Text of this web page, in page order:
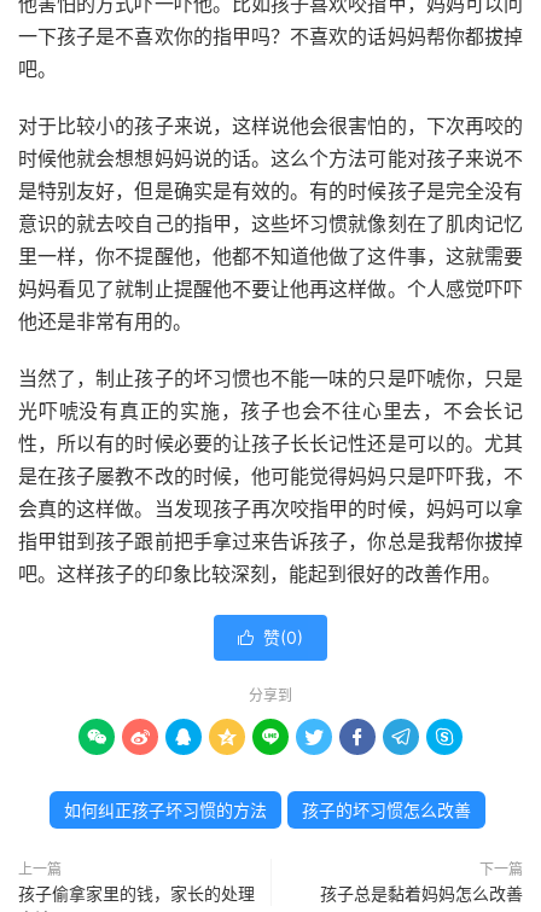
一下孩子是不喜欢你的指甲吗？不喜欢的话妈妈帮你都拔掉
吧。
对于比较小的孩子来说，这样说他会很害怕的，下次再咬的
时候他就会想想妈妈说的话。这么个方法可能对孩子来说不
是特别友好，但是确实是有效的。有的时候孩子是完全没有
意识的就去咬自己的指甲，这些坏习惯就像刻在了肌肉记忆
里一样，你不提醒他，他都不知道他做了这件事，这就需要
妈妈看见了就制止提醒他不要让他再这样做。个人感觉吓吓
他还是非常有用的。
当然了，制止孩子的坏习惯也不能一味的只是吓唬你，只是
光吓唬没有真正的实施，孩子也会不往心里去，不会长记
性，所以有的时候必要的让孩子长长记性还是可以的。尤其
是在孩子屡教不改的时候，他可能觉得妈妈只是吓吓我，不
会真的这样做。当发现孩子再次咬指甲的时候，妈妈可以拿
指甲钳到孩子跟前把手拿过来告诉孩子，你总是我帮你拔掉
吧。这样孩子的印象比较深刻，能起到很好的改善作用。
 赞(0)
分享到
        
如何纠正孩子坏习惯的方法 孩子的坏习惯怎么改善
上一篇
孩子偷拿家里的钱，家长的处理
下一篇
孩子总是黏着妈妈怎么改善